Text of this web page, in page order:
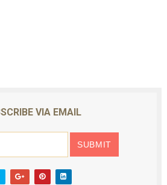
VIA EMAIL